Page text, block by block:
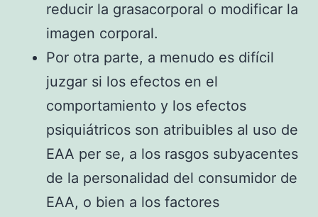
reducir la grasacorporal o modificar la
imagen corporal.
Por otra parte, a menudo es difícil
juzgar si los efectos en el
comportamiento y los efectos
psiquiátricos son atribuibles al uso de
EAA per se, a los rasgos subyacentes
de la personalidad del consumidor de
EAA, o bien a los factores